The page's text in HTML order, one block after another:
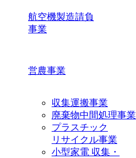
航空機製造請負
事業
営農事業
収集運搬事業
廃棄物中間処理事業
プラスチック
リサイクル事業
小型家電 収集・